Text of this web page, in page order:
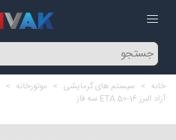
خانه > سیستم های گرمایشی > موتورخانه >
آزاد البرز ETA 50-16 سه فاز